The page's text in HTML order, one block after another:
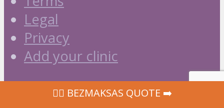
Legal
Privacy
Add your clinic
Copyright © LabakaKlinika.com ❤️
‍👩‍⚕ BEZMAKSAS QUOTE ➡️